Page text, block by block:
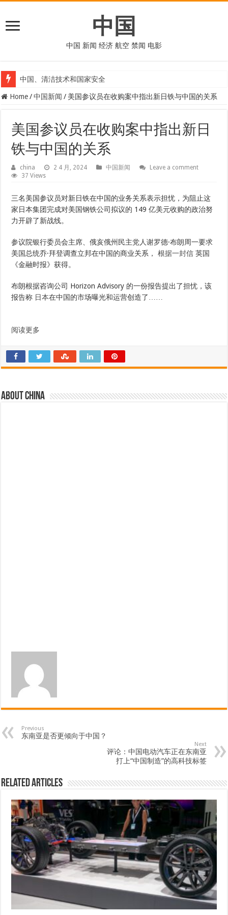
中国
中国 新闻 经济 航空 禁闻 电影
中国、清洁技术和国家安全
Home / 中国新闻 / 美国参议员在收购案中指出新日铁与中国的关系
美国参议员在收购案中指出新日
铁与中国的关系
china 2 4 月, 2024 中国新闻
Leave a comment
37 Views
三名美国参议员对新日铁在中国的业务关系表示担忧，为阻止这
家日本集团完成对美国钢铁公司拟议的 149 亿美元收购的政治努
力开辟了新战线。
参议院银行委员会主席、俄亥俄州民主党人谢罗德·布朗周一要求
美国总统乔·拜登调查立邦在中国的商业关系，根据一封信 英国
《金融时报》获得。
布朗根据咨询公司 Horizo​​n Advisory 的一份报告提出了担忧，该
报告称 日本在中国的市场曝光和运营创造了……
阅读更多
About china
Previous
东南亚是否更倾向于中国？
Next
评论：中国电动汽车正在东南亚
打上“中国制造”的高科技标签
Related Articles